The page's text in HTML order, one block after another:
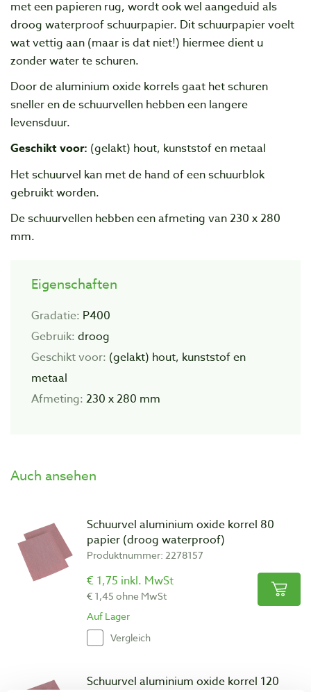
met een papieren rug, wordt ook wel aangeduid als
droog waterproof schuurpapier. Dit schuurpapier voelt
wat vettig aan (maar is dat niet!) hiermee dient u
zonder water te schuren.
Door de aluminium oxide korrels gaat het schuren
sneller en de schuurvellen hebben een langere
levensduur.
Geschikt voor: (gelakt) hout, kunststof en metaal
Het schuurvel kan met de hand of een schuurblok
gebruikt worden.
De schuurvellen hebben een afmeting van 230 x 280
mm.
Eigenschaften
Gradatie: P400
Gebruik: droog
Geschikt voor: (gelakt) hout, kunststof en
metaal
Afmeting: 230 x 280 mm
Auch ansehen
Schuurvel aluminium oxide korrel 80
papier (droog waterproof)
Produktnummer: 2278157
€ 1,75 inkl. MwSt
€ 1,45 ohne MwSt
Auf Lager
Vergleich
Schuurvel aluminium oxide korrel 120